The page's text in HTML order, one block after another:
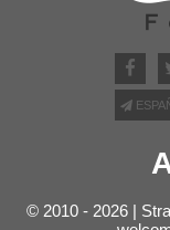
© 2010 - 2026 |